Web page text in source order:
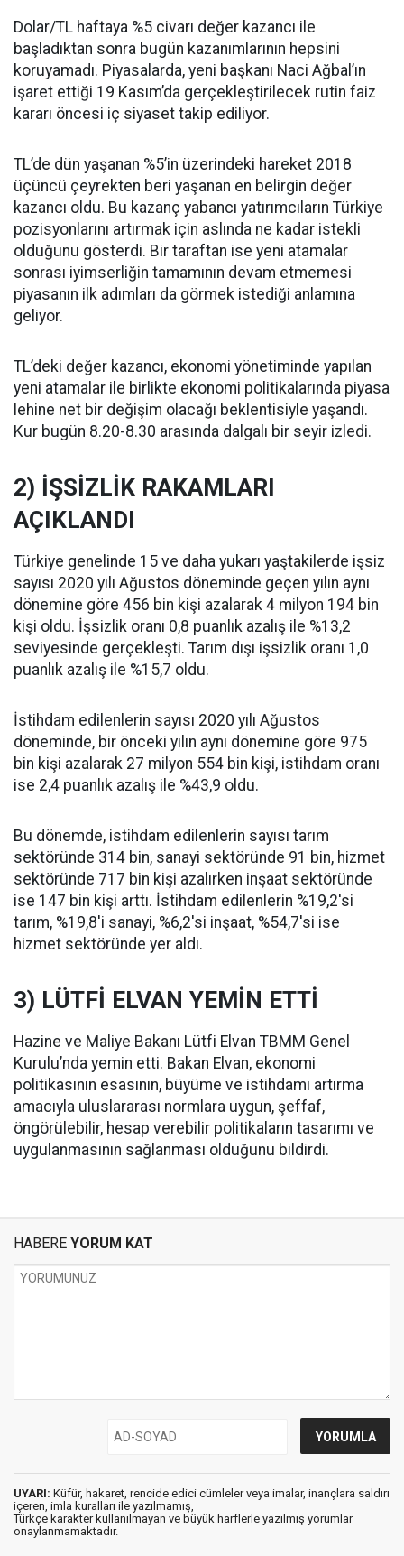
Dolar/TL haftaya %5 civarı değer kazancı ile
başladıktan sonra bugün kazanımlarının hepsini
koruyamadı. Piyasalarda, yeni başkanı Naci Ağbal’ın
işaret ettiği 19 Kasım’da gerçekleştirilecek rutin faiz
kararı öncesi iç siyaset takip ediliyor.
TL’de dün yaşanan %5’in üzerindeki hareket 2018
üçüncü çeyrekten beri yaşanan en belirgin değer
kazancı oldu. Bu kazanç yabancı yatırımcıların Türkiye
pozisyonlarını artırmak için aslında ne kadar istekli
olduğunu gösterdi. Bir taraftan ise yeni atamalar
sonrası iyimserliğin tamamının devam etmemesi
piyasanın ilk adımları da görmek istediği anlamına
geliyor.
TL’deki değer kazancı, ekonomi yönetiminde yapılan
yeni atamalar ile birlikte ekonomi politikalarında piyasa
lehine net bir değişim olacağı beklentisiyle yaşandı.
Kur bugün 8.20-8.30 arasında dalgalı bir seyir izledi.
2) İŞSİZLİK RAKAMLARI
AÇIKLANDI
Türkiye genelinde 15 ve daha yukarı yaştakilerde işsiz
sayısı 2020 yılı Ağustos döneminde geçen yılın aynı
dönemine göre 456 bin kişi azalarak 4 milyon 194 bin
kişi oldu. İşsizlik oranı 0,8 puanlık azalış ile %13,2
seviyesinde gerçekleşti. Tarım dışı işsizlik oranı 1,0
puanlık azalış ile %15,7 oldu.
İstihdam edilenlerin sayısı 2020 yılı Ağustos
döneminde, bir önceki yılın aynı dönemine göre 975
bin kişi azalarak 27 milyon 554 bin kişi, istihdam oranı
ise 2,4 puanlık azalış ile %43,9 oldu.
Bu dönemde, istihdam edilenlerin sayısı tarım
sektöründe 314 bin, sanayi sektöründe 91 bin, hizmet
sektöründe 717 bin kişi azalırken inşaat sektöründe
ise 147 bin kişi arttı. İstihdam edilenlerin %19,2'si
tarım, %19,8'i sanayi, %6,2'si inşaat, %54,7'si ise
hizmet sektöründe yer aldı.
3) LÜTFİ ELVAN YEMİN ETTİ
Hazine ve Maliye Bakanı Lütfi Elvan TBMM Genel
Kurulu’nda yemin etti. Bakan Elvan, ekonomi
politikasının esasının, büyüme ve istihdamı artırma
amacıyla uluslararası normlara uygun, şeffaf,
öngörülebilir, hesap verebilir politikaların tasarımı ve
uygulanmasının sağlanması olduğunu bildirdi.
HABERE YORUM KAT
UYARI: Küfür, hakaret, rencide edici cümleler veya imalar, inançlara saldırı
içeren, imla kuralları ile yazılmamış,
Türkçe karakter kullanılmayan ve büyük harflerle yazılmış yorumlar
onaylanmamaktadır.